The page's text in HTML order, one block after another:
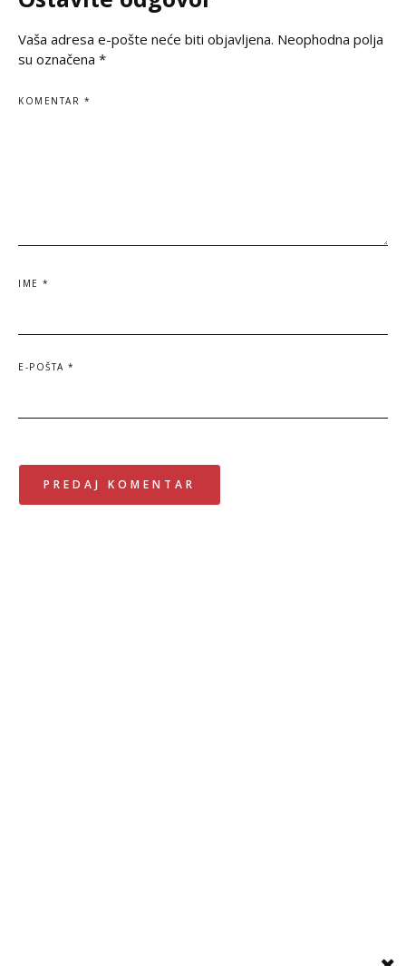
Vaša adresa e-pošte neće biti objavljena. Neophodna polja
su označena *
KOMENTAR *
IME *
E-POŠTA *